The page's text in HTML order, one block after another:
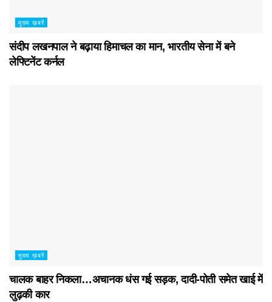
मुख्य ख़बरें
संदीप लखनपाल ने बढ़ाया हिमाचल का मान, भारतीय सेना में बने
लेफ्टिनेंट कर्नल
मुख्य ख़बरें
चालक बाहर निकला…अचानक धंस गई सड़क, दादी-पोती समेत खाई में
लुढ़की कार